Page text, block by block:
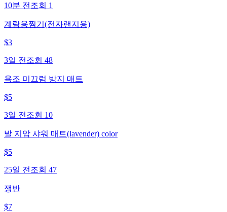
10분 전 조회 1
계람용찜기(전자랜지용)
$3
3일 전 조회 48
욕조 미끄럼 방지 매트
$5
3일 전 조회 10
발 지압 샤워 매트(lavender) color
$5
25일 전 조회 47
쟁반
$7